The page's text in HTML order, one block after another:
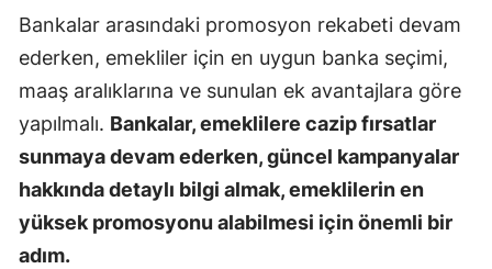
Bankalar arasındaki promosyon rekabeti devam
ederken, emekliler için en uygun banka seçimi,
maaş aralıklarına ve sunulan ek avantajlara göre
yapılmalı. Bankalar, emeklilere cazip fırsatlar
sunmaya devam ederken, güncel kampanyalar
hakkında detaylı bilgi almak, emeklilerin en
yüksek promosyonu alabilmesi için önemli bir
adım.